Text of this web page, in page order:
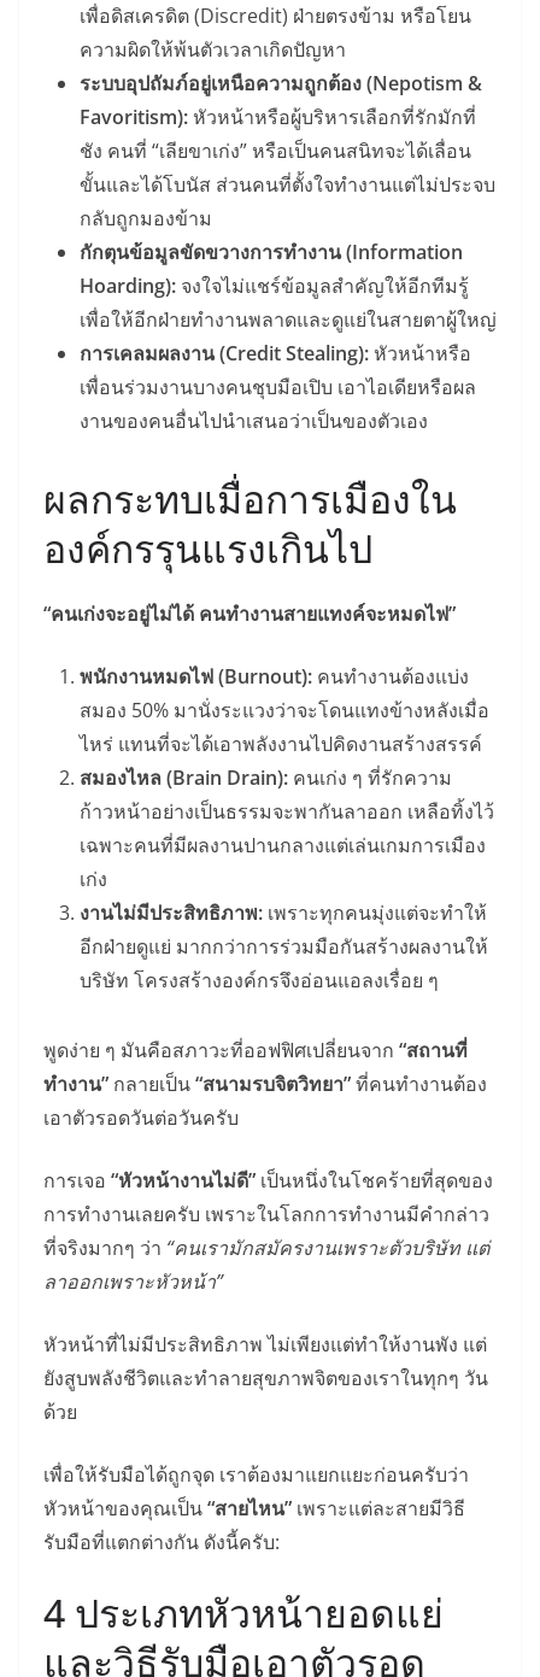
เพื่อดิสเครดิต (Discredit) ฝ่ายตรงข้าม หรือโยน
ความผิดให้พ้นตัวเวลาเกิดปัญหา
ระบบอุปถัมภ์อยู่เหนือความถูกต้อง (Nepotism &
Favoritism):หัวหน้าหรือผู้บริหารเลือกที่รักมักที่
ชัง คนที่ “เลียขาเก่ง” หรือเป็นคนสนิทจะได้เลื่อน
ขั้นและได้โบนัส ส่วนคนที่ตั้งใจทำงานแต่ไม่ประจบ
กลับถูกมองข้าม
กักตุนข้อมูลขัดขวางการทำงาน (Information
Hoarding): จงใจไม่แชร์ข้อมูลสำคัญให้อีกทีมรู้
เพื่อให้อีกฝ่ายทำงานพลาดและดูแย่ในสายตาผู้ใหญ่
การเคลมผลงาน (Credit Stealing):หัวหน้าหรือ
เพื่อนร่วมงานบางคนชุบมือเปิบ เอาไอเดียหรือผล
งานของคนอื่นไปนำเสนอว่าเป็นของตัวเอง
ผลกระทบเมื่อการเมืองใน
องค์กรรุนแรงเกินไป
“คนเก่งจะอยู่ไม่ได้ คนทำงานสายแทงค์จะหมดไฟ”
พนักงานหมดไฟ (Burnout): คนทำงานต้องแบ่ง
สมอง 50% มานั่งระแวงว่าจะโดนแทงข้างหลังเมื่อ
ไหร่ แทนที่จะได้เอาพลังงานไปคิดงานสร้างสรรค์
สมองไหล (Brain Drain): คนเก่ง ๆ ที่รักความ
ก้าวหน้าอย่างเป็นธรรมจะพากันลาออก เหลือทิ้งไว้
เฉพาะคนที่มีผลงานปานกลางแต่เล่นเกมการเมือง
เก่ง
งานไม่มีประสิทธิภาพ: เพราะทุกคนมุ่งแต่จะทำให้
อีกฝ่ายดูแย่ มากกว่าการร่วมมือกันสร้างผลงานให้
บริษัท โครงสร้างองค์กรจึงอ่อนแอลงเรื่อย ๆ
พูดง่าย ๆ มันคือสภาวะที่ออฟฟิศเปลี่ยนจาก “สถานที่
ทำงาน” กลายเป็น“สนามรบจิตวิทยา”ที่คนทำงานต้อง
เอาตัวรอดวันต่อวันครับ
การเจอ “หัวหน้างานไม่ดี” เป็นหนึ่งในโชคร้ายที่สุดของ
การทำงานเลยครับ เพราะในโลกการทำงานมีคำกล่าว
ที่จริงมากๆ ว่า “คนเรามักสมัครงานเพราะตัวบริษัท แต่
ลาออกเพราะหัวหน้า”
หัวหน้าที่ไม่มีประสิทธิภาพ ไม่เพียงแต่ทำให้งานพัง แต่
ยังสูบพลังชีวิตและทำลายสุขภาพจิตของเราในทุกๆ วัน
ด้วย
เพื่อให้รับมือได้ถูกจุด เราต้องมาแยกแยะก่อนครับว่า
หัวหน้าของคุณเป็น“สายไหน” เพราะแต่ละสายมีวิธี
รับมือที่แตกต่างกัน ดังนี้ครับ:
4 ประเภทหัวหน้ายอดแย่
และวิธีรับมือเอาตัวรอด